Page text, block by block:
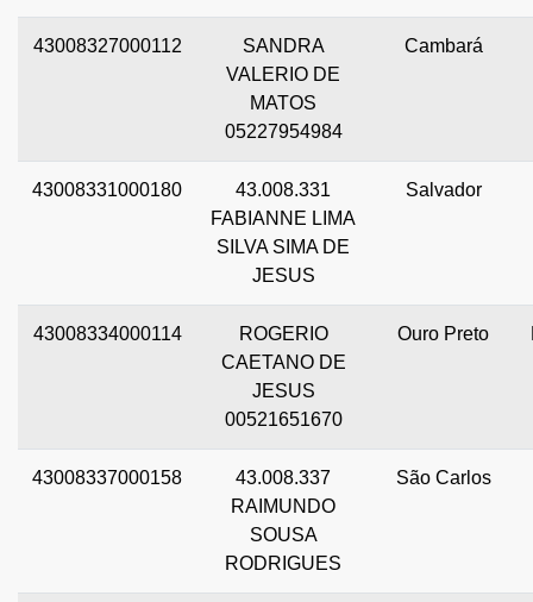
43008327000112
SANDRA
VALERIO DE
MATOS
05227954984
Cambará
43008331000180
43.008.331
FABIANNE LIMA
SILVA SIMA DE
JESUS
Salvador
43008334000114
ROGERIO
CAETANO DE
JESUS
00521651670
Ouro Preto
43008337000158
43.008.337
RAIMUNDO
SOUSA
RODRIGUES
São Carlos